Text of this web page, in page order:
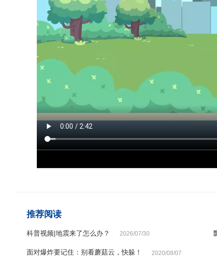
推荐阅读
科普视频|地震来了怎么办？ 2026/07/30
面对爆炸要记住：别看蘑菇云，快躲！ 2020/08/07